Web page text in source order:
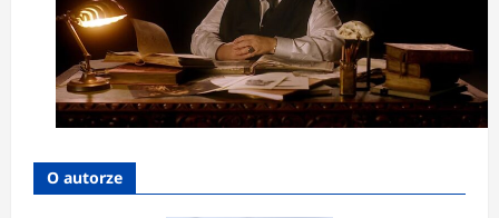
O autorze